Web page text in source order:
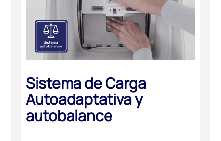
Sistema de Carga
Autoadaptativa y
autobalance